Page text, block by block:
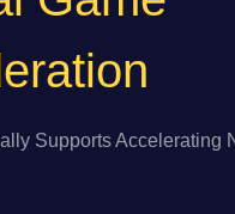
Supports Accelerating